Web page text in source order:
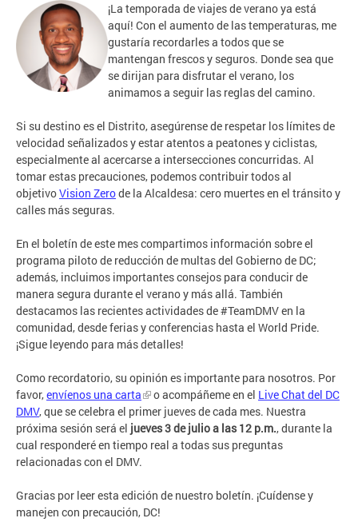
¡La temporada de viajes de verano ya está
aquí! Con el aumento de las temperaturas, me
gustaría recordarles a todos que se
mantengan frescos y seguros. Donde sea que
se dirijan para disfrutar el verano, los
animamos a seguir las reglas del camino.
Si su destino es el Distrito, asegúrense de respetar los límites de
velocidad señalizados y estar atentos a peatones y ciclistas,
especialmente al acercarse a intersecciones concurridas. Al
tomar estas precauciones, podemos contribuir todos al
objetivoVision Zerode la Alcaldesa: cero muertes en el tránsito y
calles más seguras.
En el boletín de este mes compartimos información sobre el
programa piloto de reducción de multas del Gobierno de DC;
además, incluimos importantes consejos para conducir de
manera segura durante el verano y más allá. También
destacamos las recientes actividades de #TeamDMV en la
comunidad, desde ferias y conferencias hasta el World Pride.
¡Sigue leyendo para más detalles!
Como recordatorio, su opinión es importante para nosotros. Por
favor,envíenos una carta o acompáñeme en el Live Chat del DC
DMV, que se celebra el primer jueves de cada mes. Nuestra
próxima sesión será el jueves 3 de julio a las 12 p.m., durante la
cual responderé en tiempo real a todas sus preguntas
relacionadas con el DMV.
Gracias por leer esta edición de nuestro boletín. ¡Cuídense y
manejen con precaución, DC!